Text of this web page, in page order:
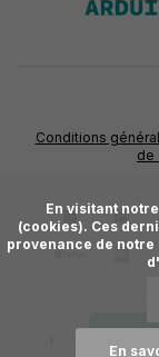
Conditions
de
(cookies). Ces
provenance de
En